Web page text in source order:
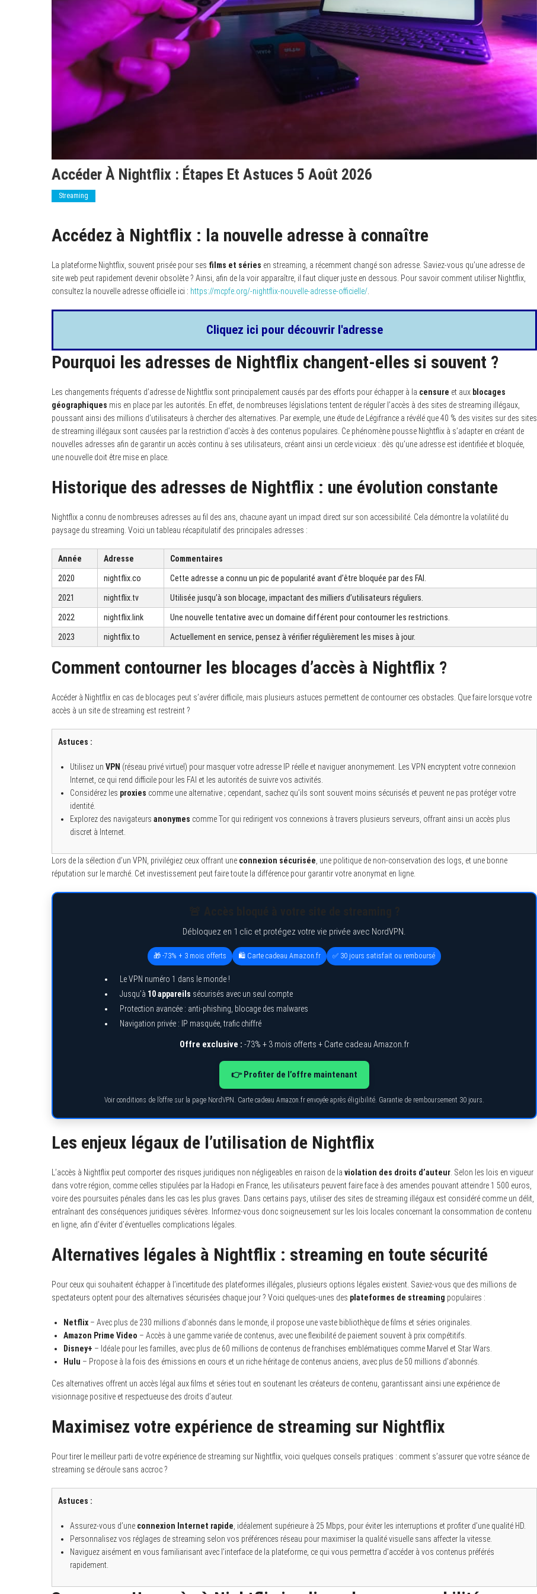
Accéder À Nightflix : Étapes Et Astuces 5 Août 2026
Streaming
Accédez à Nightflix : la nouvelle adresse à connaître
La plateforme Nightflix, souvent prisée pour ses films et séries en streaming, a récemment changé son adresse. Saviez-vous qu’une adresse de
site web peut rapidement devenir obsolète ? Ainsi, afin de la voir apparaître, il faut cliquer juste en dessous. Pour savoir comment utiliser Nightflix,
consultez la nouvelle adresse officielle ici : https://mcpfe.org/-nightflix-nouvelle-adresse-officielle/.
Cliquez ici pour découvrir l'adresse
Pourquoi les adresses de Nightflix changent-elles si souvent ?
Les changements fréquents d’adresse de Nightflix sont principalement causés par des efforts pour échapper à la censure et aux blocages
géographiques mis en place par les autorités. En effet, de nombreuses législations tentent de réguler l’accès à des sites de streaming illégaux,
poussant ainsi des millions d’utilisateurs à chercher des alternatives. Par exemple, une étude de Légifrance a révélé que 40 % des visites sur des sites
de streaming illégaux sont causées par la restriction d’accès à des contenus populaires. Ce phénomène pousse Nightflix à s’adapter en créant de
nouvelles adresses afin de garantir un accès continu à ses utilisateurs, créant ainsi un cercle vicieux : dès qu’une adresse est identifiée et bloquée,
une nouvelle doit être mise en place.
Historique des adresses de Nightflix : une évolution constante
Nightflix a connu de nombreuses adresses au fil des ans, chacune ayant un impact direct sur son accessibilité. Cela démontre la volatilité du
paysage du streaming. Voici un tableau récapitulatif des principales adresses :
Année Adresse Commentaires
2020 nightflix.co Cette adresse a connu un pic de popularité avant d’être bloquée par des FAI.
2021 nightflix.tv Utilisée jusqu’à son blocage, impactant des milliers d’utilisateurs réguliers.
2022 nightflix.link Une nouvelle tentative avec un domaine différent pour contourner les restrictions.
2023 nightflix.to Actuellement en service, pensez à vérifier régulièrement les mises à jour.
Comment contourner les blocages d’accès à Nightflix ?
Accéder à Nightflix en cas de blocages peut s’avérer difficile, mais plusieurs astuces permettent de contourner ces obstacles. Que faire lorsque votre
accès à un site de streaming est restreint ?
Astuces :
Utilisez un VPN (réseau privé virtuel) pour masquer votre adresse IP réelle et naviguer anonymement. Les VPN encryptent votre connexion
Internet, ce qui rend difficile pour les FAI et les autorités de suivre vos activités.
Considérez les proxies comme une alternative ; cependant, sachez qu’ils sont souvent moins sécurisés et peuvent ne pas protéger votre
identité.
Explorez des navigateurs anonymes comme Tor qui redirigent vos connexions à travers plusieurs serveurs, offrant ainsi un accès plus
discret à Internet.
Lors de la sélection d’un VPN, privilégiez ceux offrant une connexion sécurisée, une politique de non-conservation des logs, et une bonne
réputation sur le marché. Cet investissement peut faire toute la différence pour garantir votre anonymat en ligne.
Débloquez en 1 clic et protégez votre vie privée avec NordVPN.
🎁 -73% + 3 mois offerts 🛍️ Carte cadeau Amazon.fr ✅ 30 jours satisfait ou remboursé
Le VPN numéro 1 dans le monde !
Jusqu’à 10 appareils sécurisés avec un seul compte
Protection avancée : anti-phishing, blocage des malwares
Navigation privée : IP masquée, trafic chiffré
Offre exclusive : -73% + 3 mois offerts + Carte cadeau Amazon.fr
👉 Profiter de l’offre maintenant
Voir conditions de l’offre sur la page NordVPN. Carte cadeau Amazon.fr envoyée après éligibilité. Garantie de remboursement 30 jours.
Les enjeux légaux de l’utilisation de Nightflix
L’accès à Nightflix peut comporter des risques juridiques non négligeables en raison de la violation des droits d’auteur. Selon les lois en vigueur
dans votre région, comme celles stipulées par la Hadopi en France, les utilisateurs peuvent faire face à des amendes pouvant atteindre 1 500 euros,
voire des poursuites pénales dans les cas les plus graves. Dans certains pays, utiliser des sites de streaming illégaux est considéré comme un délit,
entraînant des conséquences juridiques sévères. Informez-vous donc soigneusement sur les lois locales concernant la consommation de contenu
en ligne, afin d’éviter d’éventuelles complications légales.
Alternatives légales à Nightflix : streaming en toute sécurité
Pour ceux qui souhaitent échapper à l’incertitude des plateformes illégales, plusieurs options légales existent. Saviez-vous que des millions de
spectateurs optent pour des alternatives sécurisées chaque jour ? Voici quelques-unes des plateformes de streaming populaires :
Netflix – Avec plus de 230 millions d’abonnés dans le monde, il propose une vaste bibliothèque de films et séries originales.
Amazon Prime Video – Accès à une gamme variée de contenus, avec une flexibilité de paiement souvent à prix compétitifs.
Disney+ – Idéale pour les familles, avec plus de 60 millions de contenus de franchises emblématiques comme Marvel et Star Wars.
Hulu – Propose à la fois des émissions en cours et un riche héritage de contenus anciens, avec plus de 50 millions d’abonnés.
Ces alternatives offrent un accès légal aux films et séries tout en soutenant les créateurs de contenu, garantissant ainsi une expérience de
visionnage positive et respectueuse des droits d’auteur.
Maximisez votre expérience de streaming sur Nightflix
Pour tirer le meilleur parti de votre expérience de streaming sur Nightflix, voici quelques conseils pratiques : comment s’assurer que votre séance de
streaming se déroule sans accroc ?
Astuces :
Assurez-vous d’une connexion Internet rapide, idéalement supérieure à 25 Mbps, pour éviter les interruptions et profiter d’une qualité HD.
Personnalisez vos réglages de streaming selon vos préférences réseau pour maximiser la qualité visuelle sans affecter la vitesse.
Naviguez aisément en vous familiarisant avec l’interface de la plateforme, ce qui vous permettra d’accéder à vos contenus préférés
rapidement.